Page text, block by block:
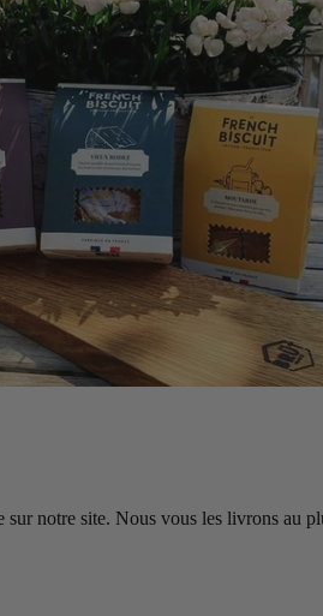
notre site. Nous vous les livrons au